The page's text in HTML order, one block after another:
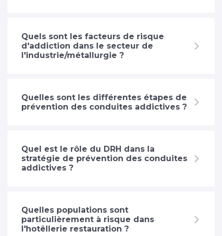
Quels sont les facteurs de risque
d'addiction dans le secteur de
l'industrie/métallurgie ?
Quelles sont les différentes étapes de
prévention des conduites addictives ?
Quel est le rôle du DRH dans la
stratégie de prévention des conduites
addictives ?
Quelles populations sont
particulièrement à risque dans
l'hotêllerie restauration ?